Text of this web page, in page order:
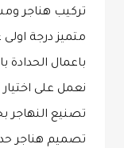
تركيب هناجر
متميز درجة
باعمال الحدادة
نعمل على
تصنيع النهاجر
تصميم هناجر